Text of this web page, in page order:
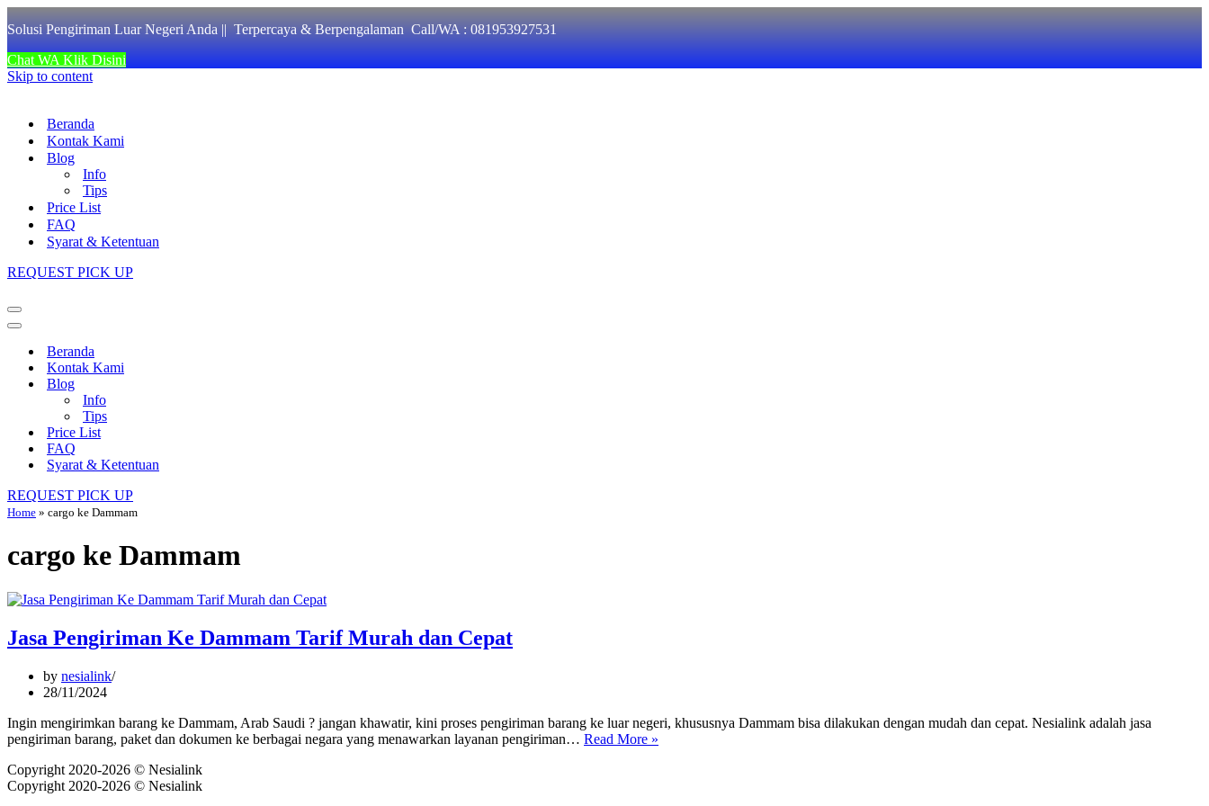
Solusi Pengiriman Luar Negeri Anda || Terpercaya & Berpengalaman Call/WA : 081953927531
Chat WA Klik Disini
Skip to content
Beranda
Kontak Kami
Blog
Info
Tips
Price List
FAQ
Syarat & Ketentuan
REQUEST PICK UP
Navigation
Menu
Navigation
Beranda
Kontak Kami
Blog
Info
Tips
Price List
FAQ
Syarat & Ketentuan
REQUEST PICK UP
Home » cargo ke Dammam
cargo ke Dammam
Jasa Pengiriman Ke Dammam Tarif Murah dan Cepat
by nesialink
28/11/2024
Ingin mengirimkan barang ke Dammam, Arab Saudi ? jangan khawatir, kini proses pengiriman barang ke luar negeri, khususnya Dammam bisa dilakukan dengan mudah dan cepat. Nesialink adalah jasa
pengiriman barang, paket dan dokumen ke berbagai negara yang menawarkan layanan pengiriman… Read More »
Copyright 2020-2026 © Nesialink
Copyright 2020-2026 © Nesialink